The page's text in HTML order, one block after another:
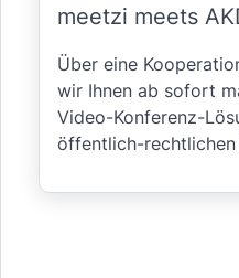
meetzi meets
Über eine
wir Ihnen ab sofort
Video-Konferenz-
öffentlich-rechtlichen